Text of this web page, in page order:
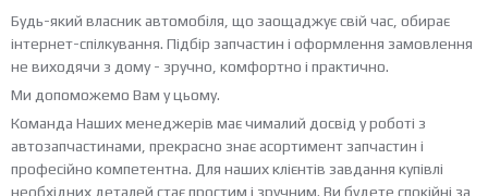
Будь-який власник автомобіля, що заощаджує свій час, обирає
інтернет-спілкування. Підбір запчастин і оформлення замовлення
не виходячи з дому - зручно, комфортно і практично.
Ми допоможемо Вам у цьому.
Команда Наших менеджерів має чималий досвід у роботі з
автозапчастинами, прекрасно знає асортимент запчастин і
професійно компетентна. Для наших клієнтів завдання купівлі
необхідних деталей стає простим і зручним. Ви будете спокійні за